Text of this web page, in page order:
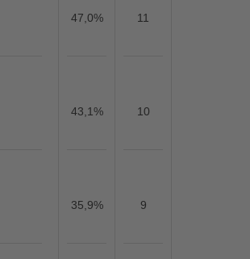
47,0% 11
43,1% 10
35,9% 9